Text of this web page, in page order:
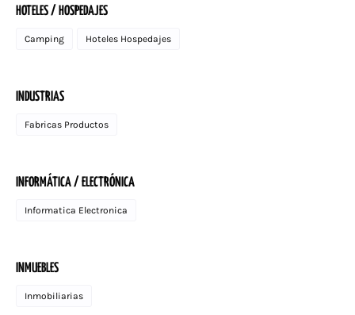
HOTELES / HOSPEDAJES
Camping Hoteles Hospedajes
INDUSTRIAS
Fabricas Productos
INFORMÁTICA / ELECTRÓNICA
Informatica Electronica
INMUEBLES
Inmobiliarias